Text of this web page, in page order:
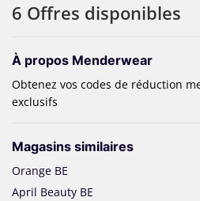
6 Offres disponibles
À propos Menderwear
Obtenez vos codes de réduction
exclusifs
Magasins similaires
Orange BE
April Beauty BE